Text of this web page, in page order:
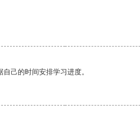
己的时间安排学习进度。